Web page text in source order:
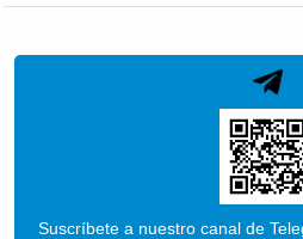
Suscríbete a nuestro canal de